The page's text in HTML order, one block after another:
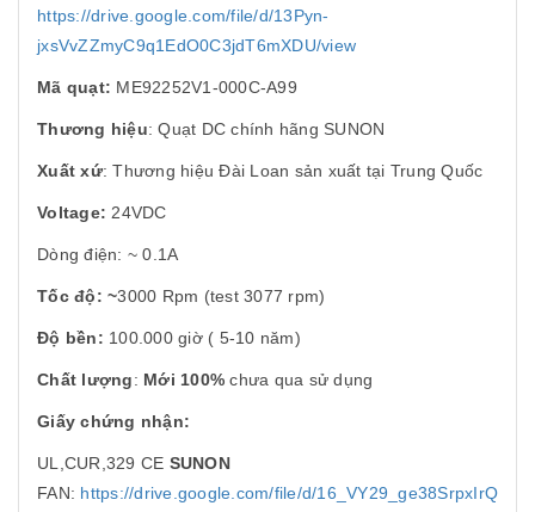
https://drive.google.com/file/d/13Pyn-
jxsVvZZmyC9q1EdO0C3jdT6mXDU/view
Mã quạt: ME92252V1-000C-A99
Thương hiệu: Quạt DC chính hãng SUNON
Xuất xứ: Thương hiệu Đài Loan sản xuất tại Trung Quốc
Voltage: 24VDC
Dòng điện: ~ 0.1A
Tốc độ: ~3000 Rpm (test 3077 rpm)
Độ bền: 100.000 giờ ( 5-10 năm)
Chất lượng: Mới 100%chưa qua sử dụng
Giấy chứng nhận:
UL,CUR,329 CE SUNON
FAN: https://drive.google.com/file/d/16_VY29_ge38SrpxIrQ